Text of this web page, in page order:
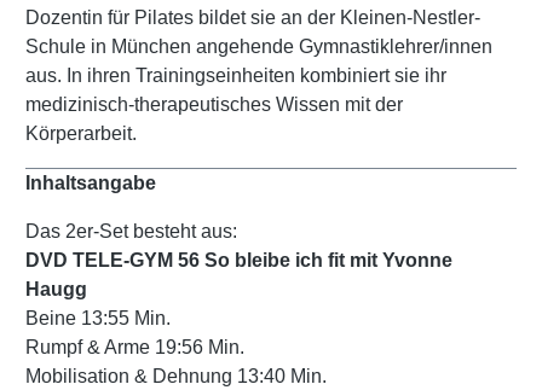
Dozentin für Pilates bildet sie an der Kleinen-Nestler-
Schule in München angehende Gymnastiklehrer/innen
aus. In ihren Trainingseinheiten kombiniert sie ihr
medizinisch-therapeutisches Wissen mit der
Körperarbeit.
Inhaltsangabe
Das 2er-Set besteht aus:
DVD TELE-GYM 56 So bleibe ich fit mit Yvonne
Haugg
Beine 13:55 Min.
Rumpf & Arme 19:56 Min.
Mobilisation & Dehnung 13:40 Min.